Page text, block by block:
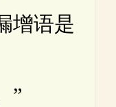
语是
”